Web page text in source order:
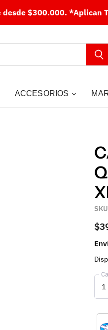
desde $300.000. *Aplican
ACCESORIOS
SKU